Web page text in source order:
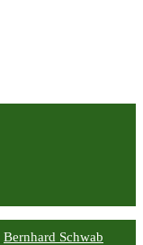
Bernhard Schwab